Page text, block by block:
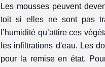
Les mousses peuvent
toit si elles ne sont pas
l’humidité qu’attire ces
les infiltrations d'eau. Les
pour la remise en état.